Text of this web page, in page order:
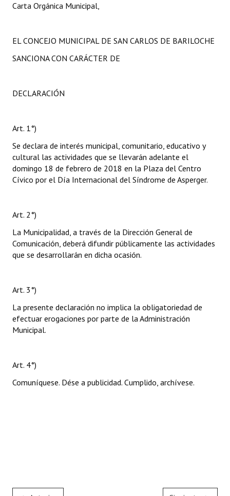
Carta Orgánica Municipal,
EL CONCEJO MUNICIPAL DE SAN CARLOS DE BARILOCHE
SANCIONA CON CARÁCTER DE
DECLARACIÓN
Art. 1°)
Se declara de interés municipal, comunitario, educativo y
cultural las actividades que se llevarán adelante el
domingo 18 de febrero de 2018 en la Plaza del Centro
Cívico por el Día Internacional del Síndrome de Asperger.
Art. 2°)
La Municipalidad, a través de la Dirección General de
Comunicación, deberá difundir públicamente las actividades
que se desarrollarán en dicha ocasión.
Art. 3°)
La presente declaración no implica la obligatoriedad de
efectuar erogaciones por parte de la Administración
Municipal.
Art. 4°)
Comuníquese. Dése a publicidad. Cumplido, archívese.